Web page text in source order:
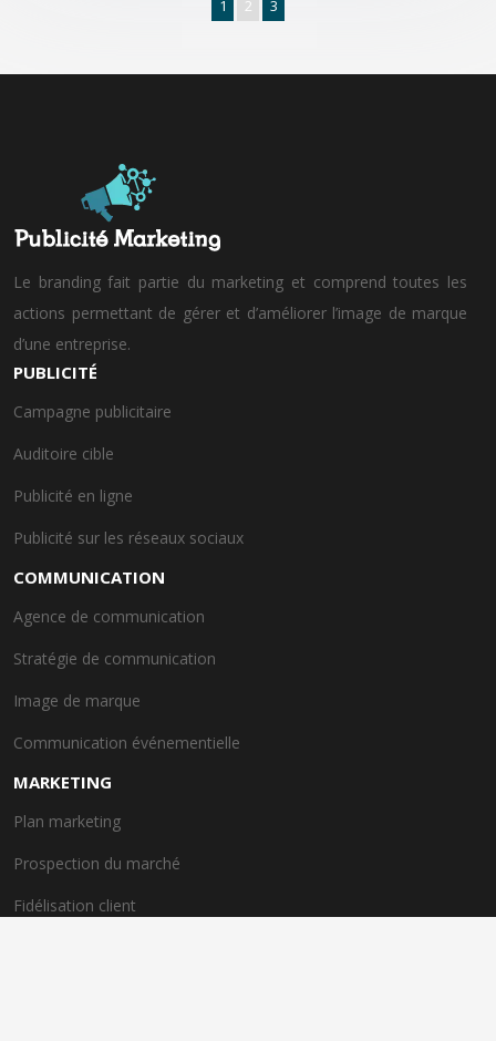
1 2 3
Le branding fait partie du marketing et comprend toutes les
actions permettant de gérer et d’améliorer l’image de marque
d’une entreprise.
PUBLICITÉ
Campagne publicitaire
Auditoire cible
Publicité en ligne
Publicité sur les réseaux sociaux
COMMUNICATION
Agence de communication
Stratégie de communication
Image de marque
Communication événementielle
MARKETING
Plan marketing
Prospection du marché
Fidélisation client